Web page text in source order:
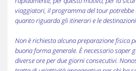
viaggiatori, il programma del tour potrebbe
quanto riguarda gli itinerari e le
Non è richiesta alcuna preparazione fisica
buona forma generale. È necessario saper
diverse ore per due giorni consecutivi.